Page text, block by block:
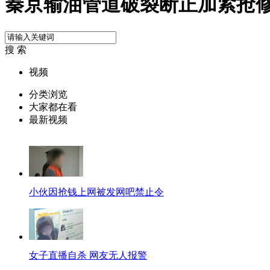
秦京输油管道破裂断正加紧抢
搜 索
视频
分类浏览
大家都在看
最新视频
小伙因抢钱上网被发网吧禁止令
女子直播自杀 网友无人报警